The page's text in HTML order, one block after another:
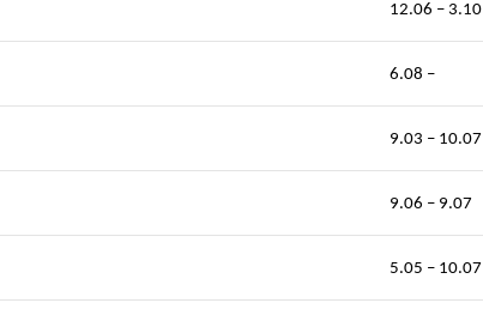
12.06 – 3.10
6.08 –
9.03 – 10.07
9.06 – 9.07
5.05 – 10.07